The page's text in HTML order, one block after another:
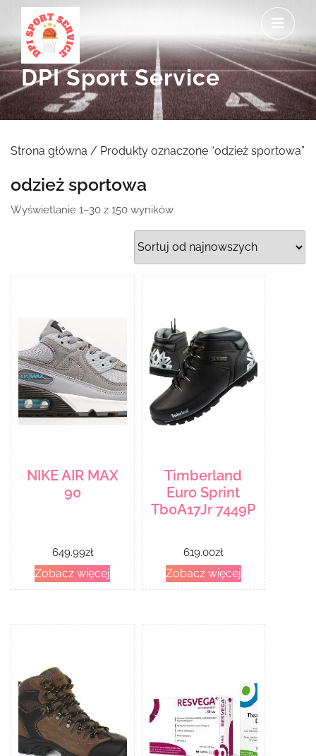
content
DPI Sport Service
Strona główna / Produkty oznaczone “odzież sportowa”
odzież sportowa
Wyświetlanie 1–30 z 150 wynikówPosortowane
według
najnowszych
NIKE AIR MAX
90
649.99zł
Zobacz więcej
Timberland
Euro Sprint
Tb0A17Jr 7449P
619.00zł
Zobacz więcej